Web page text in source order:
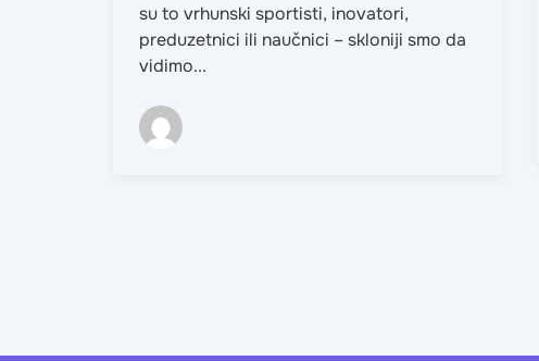
su to vrhunski sportisti, inovatori,
preduzetnici ili naučnici – skloniji smo da
vidimo...